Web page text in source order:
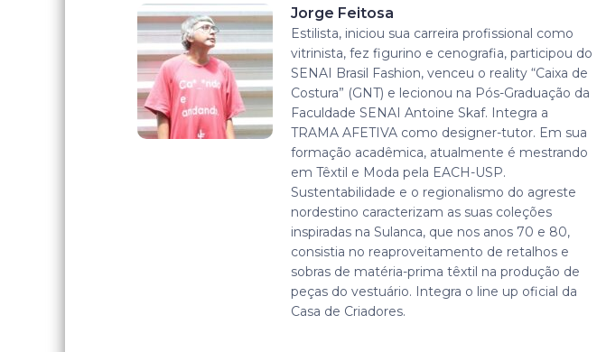
Jorge Feitosa
Estilista, iniciou sua carreira profissional como
vitrinista, fez figurino e cenografia, participou do
SENAI Brasil Fashion, venceu o reality “Caixa de
Costura” (GNT) e lecionou na Pós-Graduação da
Faculdade SENAI Antoine Skaf. Integra a
TRAMA AFETIVA como designer-tutor. Em sua
formação acadêmica, atualmente é mestrando
em Têxtil e Moda pela EACH-USP.
Sustentabilidade e o regionalismo do agreste
nordestino caracterizam as suas coleções
inspiradas na Sulanca, que nos anos 70 e 80,
consistia no reaproveitamento de retalhos e
sobras de matéria-prima têxtil na produção de
peças do vestuário. Integra o line up oficial da
Casa de Criadores.